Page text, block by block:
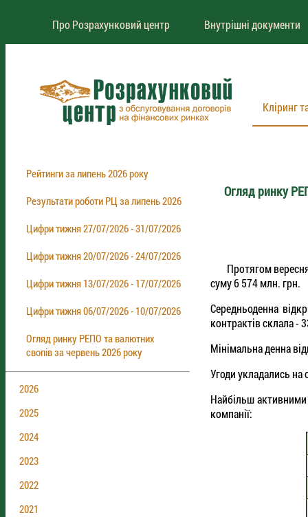
Про Розрахунковий центр Внутрішні документи
Кліринг
Рейтинги за липень 2026 року
Результати роботи РЦ за липень 2026
Цифри тижня 27/07/2026 - 31/07/2026
Цифри тижня 20/07/2026 - 24/07/2026
Цифри тижня 13/07/2026 - 17/07/2026
Цифри тижня 06/07/2026 - 10/07/2026
Огляд ринку РЕПО та валютних
свопів за червень 2026 року
2026
2025
2024
2023
2022
2021
Огляд ринку
Протягом вересня
суму 6 574 млн. грн.
Середньоденна
контрактів склала -
Мінімальна денна
Угоди укладались на
Найбільш
компанії: